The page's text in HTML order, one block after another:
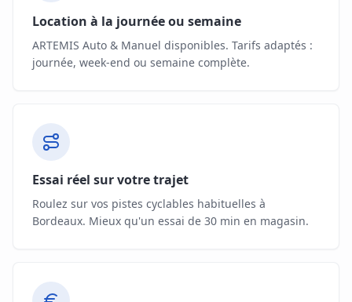
Location à la journée ou semaine
ARTEMIS Auto & Manuel disponibles. Tarifs adaptés :
journée, week-end ou semaine complète.
Essai réel sur votre trajet
Roulez sur vos pistes cyclables habituelles à
Bordeaux. Mieux qu'un essai de 30 min en magasin.